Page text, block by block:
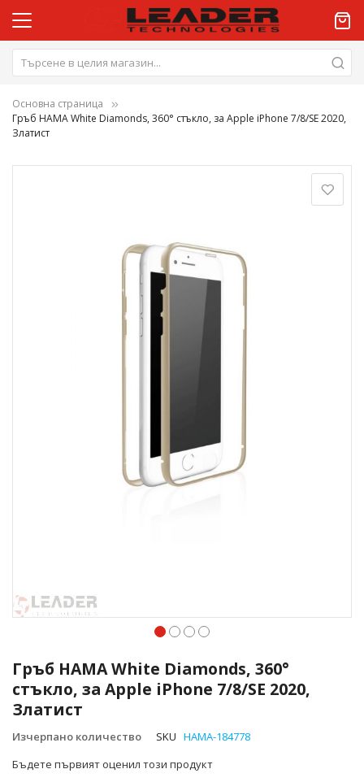
Основна страница
Гръб HAMA White Diamonds, 360° стъкло, за Apple iPhone 7/8/SE 2020,
Златист
Гръб HAMA White Diamonds, 360°
стъкло, за Apple iPhone 7/8/SE 2020,
Златист
Изчерпано количество SKU HAMA-184778
Бъдете първият оценил този продукт
към
началото
на
галерия
снимки